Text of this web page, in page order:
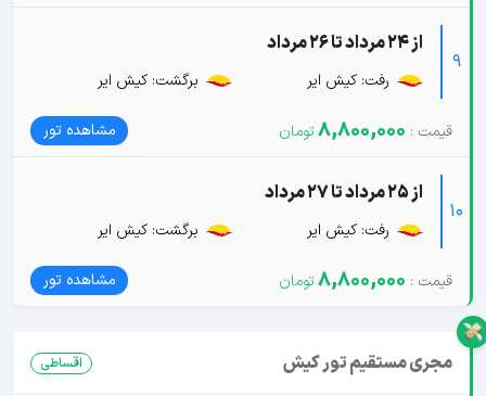
9
از 24 مرداد تا 26 مرداد
رفت: کیش ایر برگشت: کیش ایر
8,800,000 مشاهده تور
10
از 25 مرداد تا 27 مرداد
رفت: کیش ایر برگشت: کیش ایر
8,800,000 مشاهده تور
مجری مستقیم تور کیش اقساطی